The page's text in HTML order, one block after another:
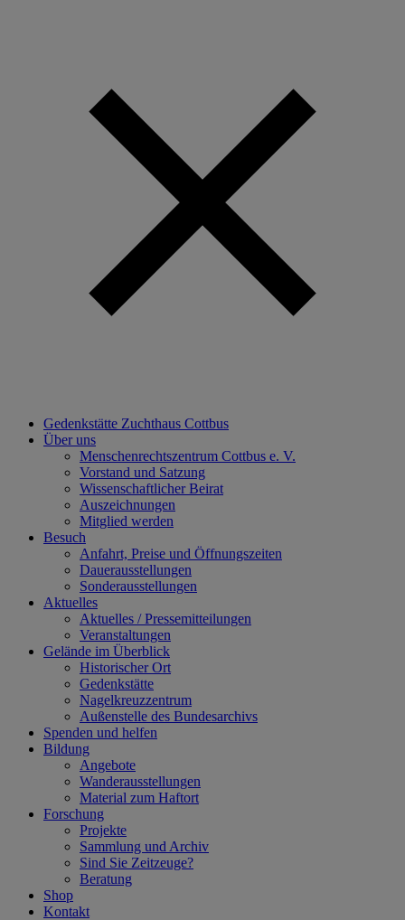
Gedenkstätte Zuchthaus Cottbus
Über uns
Menschenrechtszentrum Cottbus e. V.
Vorstand und Satzung
Wissenschaftlicher Beirat
Auszeichnungen
Mitglied werden
Besuch
Anfahrt, Preise und Öffnungszeiten
Dauerausstellungen
Sonderausstellungen
Aktuelles
Aktuelles / Pressemitteilungen
Veranstaltungen
Gelände im Überblick
Historischer Ort
Gedenkstätte
Nagelkreuzzentrum
Außenstelle des Bundesarchivs
Spenden und helfen
Bildung
Angebote
Wanderausstellungen
Material zum Haftort
Forschung
Projekte
Sammlung und Archiv
Sind Sie Zeitzeuge?
Beratung
Shop
Kontakt